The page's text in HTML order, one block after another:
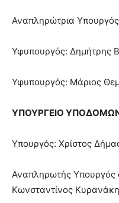
Αναπληρώτρια
Υφυπουργός: Δημήτρης
Υφυπουργός: Μάριος
ΥΠΟΥΡΓΕΙΟ
Υπουργός: Χρίστος
Αναπληρωτής Υπουργός
Κωνσταντίνος